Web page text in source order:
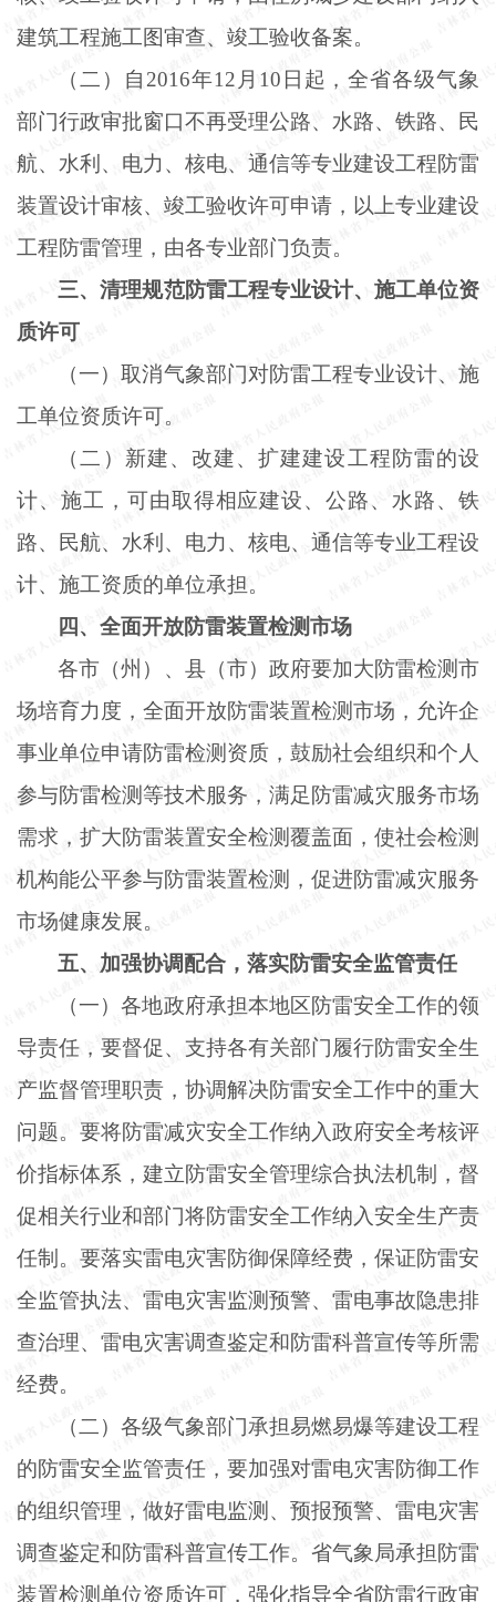
建筑工程施工图审查、竣工验收备案。
（二）自 2016年12月10日起，全省各级气象
部门行政审批窗口不再受理公路、水路、铁路、民
航、水利、电力、核电、通信等专业建设工程防雷
装置设计审核、竣工验收许可申请，以上专业建设
工程防雷管理，由各专业部门负责。
三、清理规范防雷工程专业设计、施工单位资
质许可
（一）取消气象部门对防雷工程专业设计、施
工单位资质许可。
（二）新建、改建、扩建建设工程防雷的设
计、施工，可由取得相应建设、公路、水路、铁
路、民航、水利、电力、核电、通信等专业工程设
计、施工资质的单位承担。
四、全面开放防雷装置检测市场
各市（州）、县（市）政府要加大防雷检测市
场培育力度，全面开放防雷装置检测市场，允许企
事业单位申请防雷检测资质，鼓励社会组织和个人
参与防雷检测等技术服务，满足防雷减灾服务市场
需求，扩大防雷装置安全检测覆盖面，使社会检测
机构能公平参与防雷装置检测，促进防雷减灾服务
市场健康发展。
五、加强协调配合，落实防雷安全监管责任
（一）各地政府承担本地区防雷安全工作的领
导责任，要督促、支持各有关部门履行防雷安全生
产监督管理职责，协调解决防雷安全工作中的重大
问题。要将防雷减灾安全工作纳入政府安全考核评
价指标体系，建立防雷安全管理综合执法机制，督
促相关行业和部门将防雷安全工作纳入安全生产责
任制。要落实雷电灾害防御保障经费，保证防雷安
全监管执法、雷电灾害监测预警、雷电事故隐患排
查治理、雷电灾害调查鉴定和防雷科普宣传等所需
经费。
（二）各级气象部门承担易燃易爆等建设工程
的防雷安全监管责任，要加强对雷电灾害防御工作
的组织管理，做好雷电监测、预报预警、雷电灾害
调查鉴定和防雷科普宣传工作。省气象局承担防雷
装置检测单位资质许可，强化指导全省防雷行政审